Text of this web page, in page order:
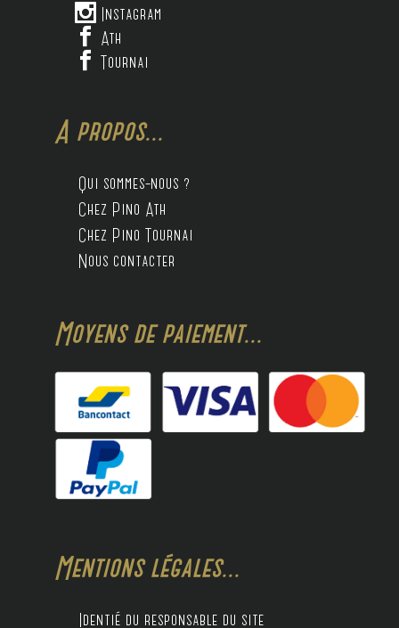
 Instagram
 Ath
 Tournai
A propos...
Qui sommes-nous ?
Chez Pino Ath
Chez Pino Tournai
Nous contacter
Moyens de paiement...
Mentions légales...
Identié du responsable du site